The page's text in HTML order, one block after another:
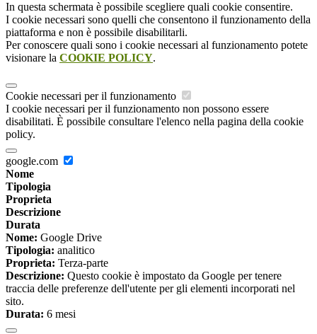
In questa schermata è possibile scegliere quali cookie consentire.
I cookie necessari sono quelli che consentono il funzionamento della
piattaforma e non è possibile disabilitarli.
Per conoscere quali sono i cookie necessari al funzionamento potete
visionare la COOKIE POLICY.
Cookie necessari per il funzionamento
I cookie necessari per il funzionamento non possono essere
disabilitati. È possibile consultare l'elenco nella pagina della cookie
policy.
google.com
Nome
Tipologia
Proprieta
Descrizione
Durata
Nome: Google Drive
Tipologia: analitico
Proprieta: Terza-parte
Descrizione: Questo cookie è impostato da Google per tenere
traccia delle preferenze dell'utente per gli elementi incorporati nel
sito.
Durata: 6 mesi